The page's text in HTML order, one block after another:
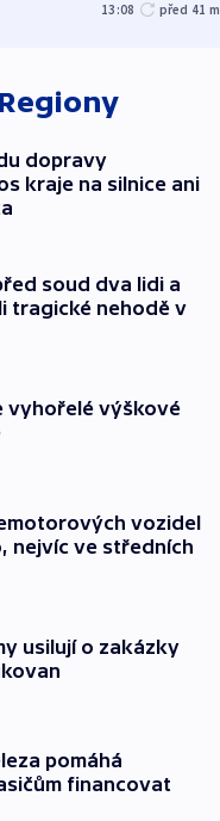
Správy
13:08 před 41 m
Regiony
dopravy
kraje na silnice ani
soud dva lidi a
tragické nehodě v
vyhořelé výškové
vozidel
nejvíc ve středních
usilují o zakázky
pomáhá
financovat